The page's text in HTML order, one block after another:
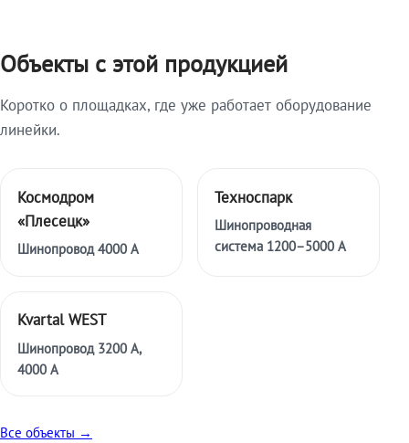
Объекты с этой продукцией
Коротко о площадках, где уже работает оборудование
линейки.
Космодром
«Плесецк»
Шинопровод 4000 А
Техноспарк
Шинопроводная
система 1200–5000 А
Kvartal WEST
Шинопровод 3200 А,
4000 А
Все объекты →